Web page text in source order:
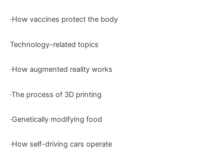
·How vaccines protect the body
Technology-related topics
·How augmented reality works
·The process of 3D printing
·Genetically modifying food
·How self-driving cars operate